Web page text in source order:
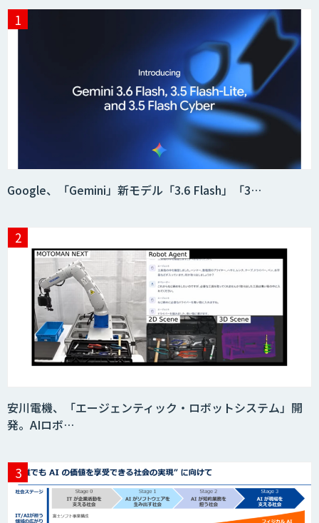
Google、「Gemini」新モデル「3.6 Flash」「3…
安川電機、「エージェンティック・ロボットシステム」開
発。AIロボ…